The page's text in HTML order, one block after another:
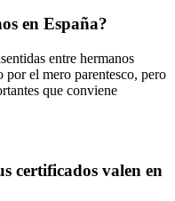
en España?
entre hermanos
el mero parentesco, pero
que conviene
certificados valen en